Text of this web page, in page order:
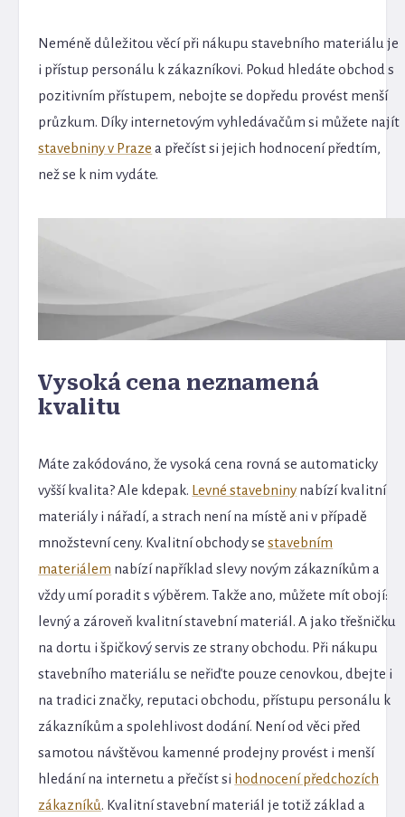
Neméně důležitou věcí při nákupu stavebního materiálu je
i přístup personálu k zákazníkovi. Pokud hledáte obchod s
pozitivním přístupem, nebojte se dopředu provést menší
průzkum. Díky internetovým vyhledávačům si můžete najít
stavebniny v Praze a přečíst si jejich hodnocení předtím,
než se k nim vydáte.
Vysoká cena neznamená
kvalitu
Máte zakódováno, že vysoká cena rovná se automaticky
vyšší kvalita? Ale kdepak. Levné stavebniny nabízí kvalitní
materiály i nářadí, a strach není na místě ani v případě
množstevní ceny. Kvalitní obchody sestavebním
materiálem nabízí například slevy novým zákazníkům a
vždy umí poradit s výběrem. Takže ano, můžete mít obojí:
levný a zároveň kvalitní stavební materiál. A jako třešničku
na dortu i špičkový servis ze strany obchodu. Při nákupu
stavebního materiálu se neřiďte pouze cenovkou, dbejte i
na tradici značky, reputaci obchodu, přístupu personálu k
zákazníkům a spolehlivost dodání. Není od věci před
samotou návštěvou kamenné prodejny provést i menší
hledání na internetu a přečíst si hodnocení předchozích
zákazníků. Kvalitní stavební materiál je totiž základ a